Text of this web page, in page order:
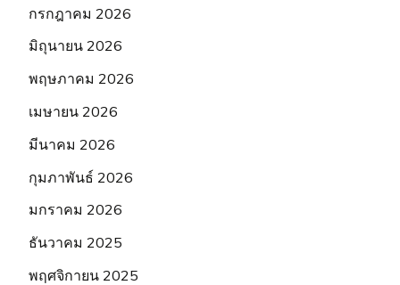
กรกฎาคม 2026
มิถุนายน 2026
พฤษภาคม 2026
เมษายน 2026
มีนาคม 2026
กุมภาพันธ์ 2026
มกราคม 2026
ธันวาคม 2025
พฤศจิกายน 2025